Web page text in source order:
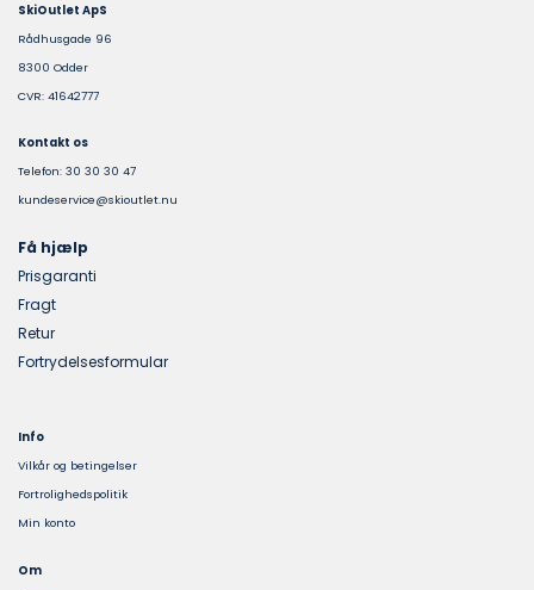
SkiOutlet ApS
Rådhusgade 96
8300 Odder
CVR: 41642777
Kontakt os
Telefon: 30 30 30 47
kundeservice@skioutlet.nu
Få hjælp
Prisgaranti
Fragt
Retur
Fortrydelsesformular
Info
Vilkår og betingelser
Fortrolighedspolitik
Min konto
Om